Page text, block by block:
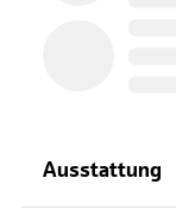
Ausstattung